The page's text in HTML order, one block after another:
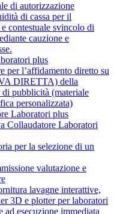
di autorizzazione
di cassa per il
contestuale svincolo di
cauzione e
plus
per l’affidamento diretto su
DIRETTA) della
pubblicità (materiale
personalizzata)
Laboratori plus
Collaudatore Laboratori
per la selezione di un
valutazione e
lavagne interattive,
3D e plotter per laboratori
ad esecuzione immediata